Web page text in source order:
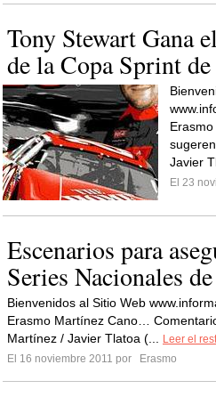
Tony Stewart Gana
de la Copa Sprint
Javier
El 23
Escenarios para
Series Nacionales
Bienvenidos al Sitio Web
Erasmo Martínez Cano…
Martínez / Javier Tlatoa (...
Leer el
El 16 noviembre 2011 por
Erasmo